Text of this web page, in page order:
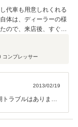
代車も用意しれくれる
体は、ディーラーの様
ので、来店後、すぐに
品質は、減点していま
スメのお店です！
ンプレッサー
2013/02/19
トラブルはありまし
てからのお付き合い